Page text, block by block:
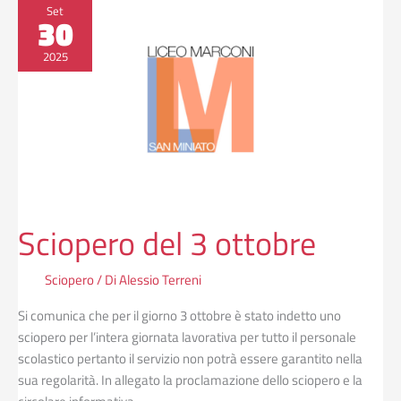
Set
30
2025
Sciopero del 3 ottobre
Sciopero/ DiAlessio Terreni
Si comunica che per il giorno 3 ottobre è stato indetto uno
sciopero per l’intera giornata lavorativa per tutto il personale
scolastico pertanto il servizio non potrà essere garantito nella
sua regolarità. In allegato la proclamazione dello sciopero e la
Sciopero
ottobre